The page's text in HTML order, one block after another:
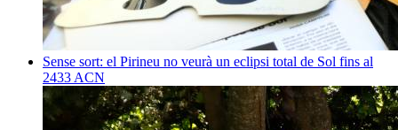
Sense sort: el Pirineu no veurà un eclipsi total de Sol fins al
2433 ACN